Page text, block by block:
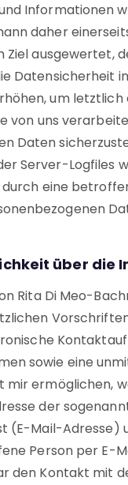
Informationen
daher
ausgewertet,
Datensicherheit
um letztlich
von uns
Daten
Server-Logfiles
eine
über die
Rita Di Meo-
sowie eine
mir ermöglichen,
der
(E-Mail-Adresse)
Person per E-
den Kontakt mit